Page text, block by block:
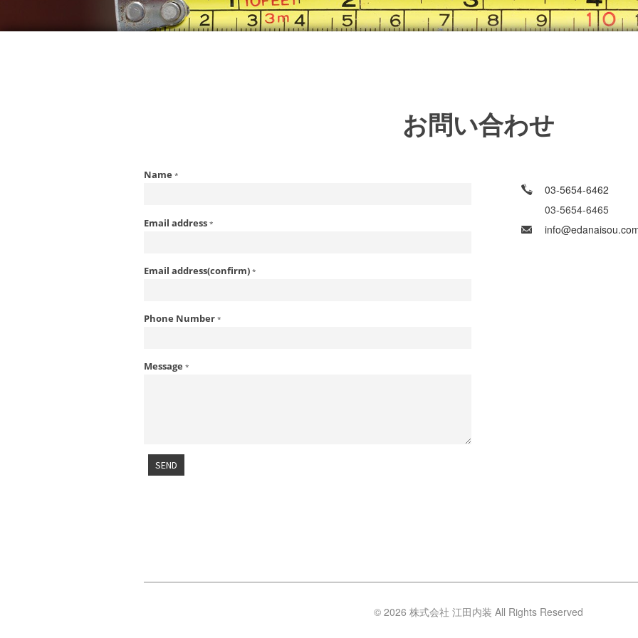
お問い合わせ
Name *
Email address *
Email address(confirm) *
Phone Number *
Message *
SEND
03-5654-6462
03-5654-6465
© 2026 株式会社 江田内装 All Rights Reserved